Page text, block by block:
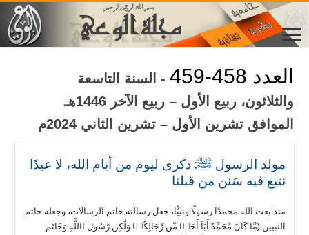
العدد 458-459
- السنة التاسعة
والثلاثون، ربيع الأول – ربيع الآخر 1446هـ
الموافق تشرين الأول – تشرين الثاني 2024م
مولد الرسول ﷺ: ذكرى ليوم من أيام الله، لا عيدًا
نتبع فيه سَنن من قبلنا
منذ بعث الله محمدًا رسولًا ونبيًّا، جعل رسالته خاتم الرسالات، وجعله خاتم
النبيين (مَّا كَانَ مُحَمَّدٌ أَبَآ أَحَدٖ مِّن رِّجَالِكُمۡ وَلَٰكِن رَّسُولَ ٱللَّهِ وَخَاتَمَ